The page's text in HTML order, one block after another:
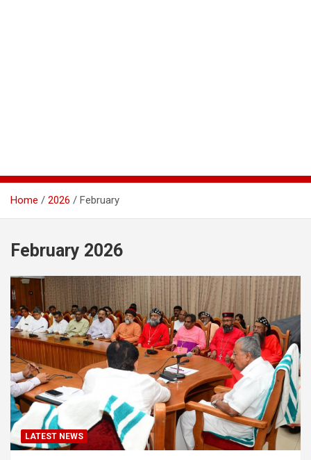
Home 2026 February
February 2026
LATEST NEWS